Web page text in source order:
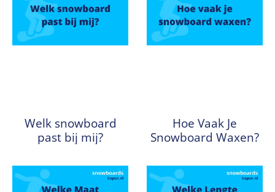
Welk snowboard
past bij mij?
Hoe Vaak Je
Snowboard Waxen?